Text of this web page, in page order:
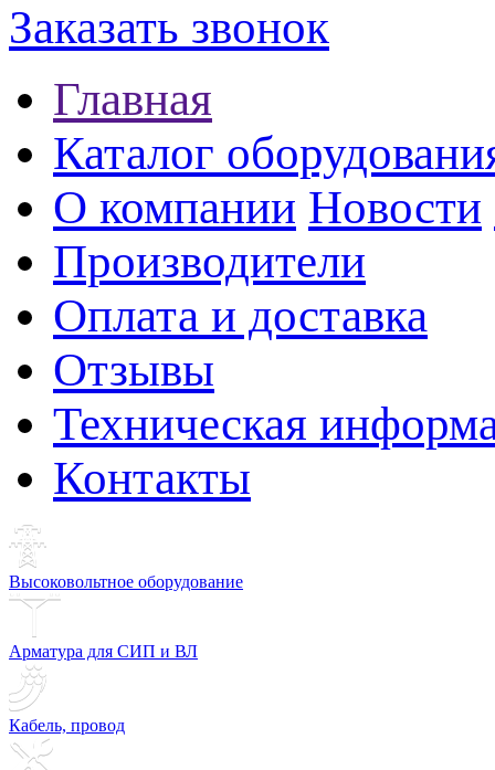
Заказать звонок
Главная
Каталог
О компании Новости
Производители
Оплата и доставка
Отзывы
Техническая
Контакты
Высоковольтное оборудование
Арматура для СИП и ВЛ
Кабель, провод